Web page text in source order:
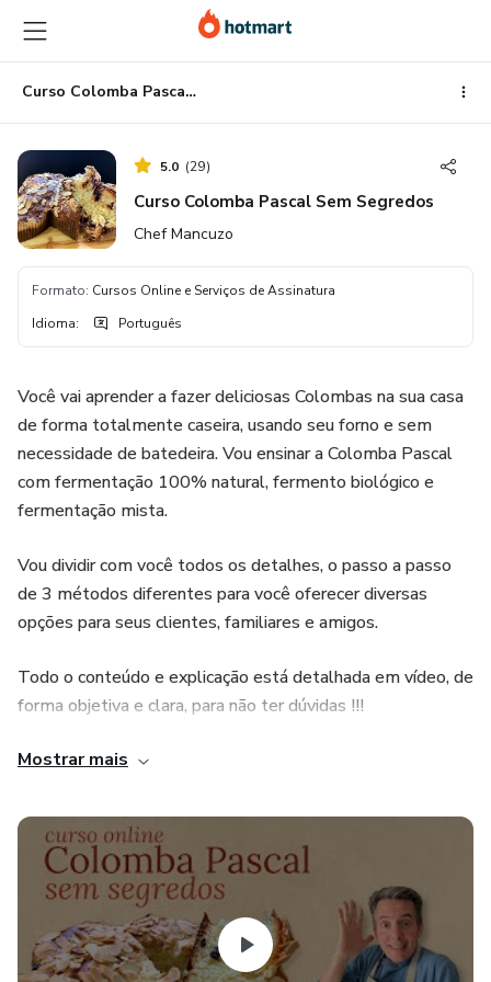
para
o
conteúdo
principal
para
o
pagamento
para
o
rodapé
Curso Colomba Pascal Sem Segredos
5.0 (29)
Curso Colomba Pascal Sem Segredos
Chef Mancuzo
Formato: Cursos Online e Serviços de Assinatura
Idioma: Português
Você vai aprender a fazer deliciosas Colombas na sua casa
de forma totalmente caseira, usando seu forno e sem
necessidade de batedeira. Vou ensinar a Colomba Pascal
com fermentação 100% natural, fermento biológico e
fermentação mista.
Vou dividir com você todos os detalhes, o passo a passo
de 3 métodos diferentes para você oferecer diversas
opções para seus clientes, familiares e amigos.
Todo o conteúdo e explicação está detalhada em vídeo, de
forma objetiva e clara, para não ter dúvidas !!!
As receitas que você vai aprender:
Receita de Colomba Tradicional com Laranja Cristalizada e
Cobertura de Amêndoas - fermento biológico
Receita de Chocolomba Recheada com Gotas de
Chocolate e Cobertura Crocante - fermentação 100%
natural longa
Mostrar mais